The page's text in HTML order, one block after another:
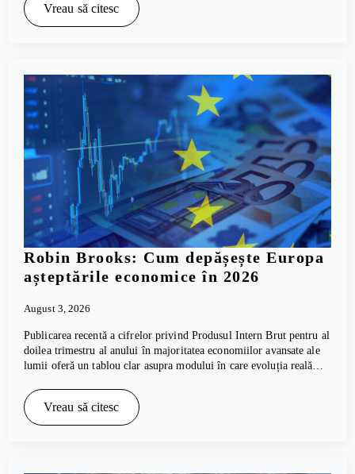
Vreau să citesc
Robin Brooks: Cum depășește Europa
așteptările economice în 2026
August 3, 2026
Publicarea recentă a cifrelor privind Produsul Intern Brut pentru al
doilea trimestru al anului în majoritatea economiilor avansate ale
lumii oferă un tablou clar asupra modului în care evoluția reală…
Vreau să citesc